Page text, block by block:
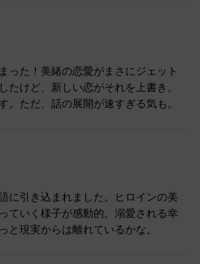
った！美緒の恋愛がまさにジェット
たけど、新しい恋がそれを上書き。
。ただ、話の展開が速すぎる気も。
に引き込まれました。ヒロインの美
ていく様子が感動的。溺愛される幸
と現実からは離れているかな。